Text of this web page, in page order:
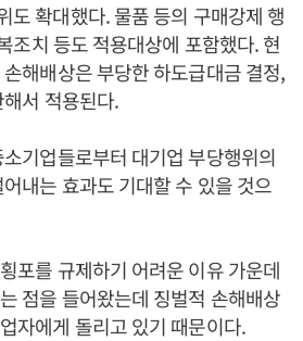
도 확대했다. 물품 등의 구매강제 행
조치 등도 적용대상에 포함했다. 현
해배상은 부당한 하도급대금 결정,
서 적용된다.
기업들로부터 대기업 부당행위의
내는 효과도 기대할 수 있을 것으
포를 규제하기 어려운 이유 가운데
점을 들어왔는데 징벌적 손해배상
자에게 돌리고 있기 때문이다.